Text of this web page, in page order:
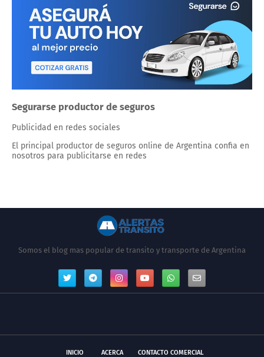
Segurarse productor de seguros
Publicidad en redes sociales
El principal productor de seguros online de Argentina confia en
nosotros para publicitarse en redes
Somos el blog mas popular de transito y transporte de Argentina
INICIO ACERCA CONTACTO COMERCIAL